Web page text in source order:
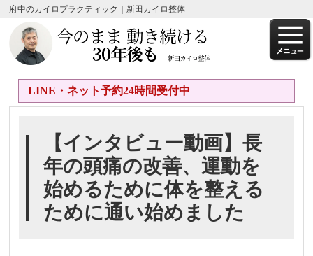
府中のカイロプラクティック｜新田カイロ整体
LINE・ネット予約24時間受付中
【インタビュー動画】長
年の頭痛の改善、運動を
始めるために体を整える
ために通い始めました